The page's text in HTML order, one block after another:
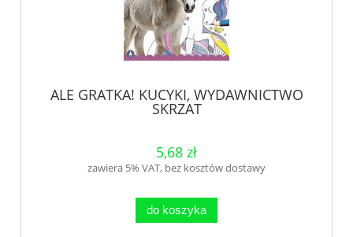
ALE GRATKA! KUCYKI, WYDAWNICTWO
SKRZAT
5,68 zł
zawiera 5% VAT, bez kosztów dostawy
do koszyka